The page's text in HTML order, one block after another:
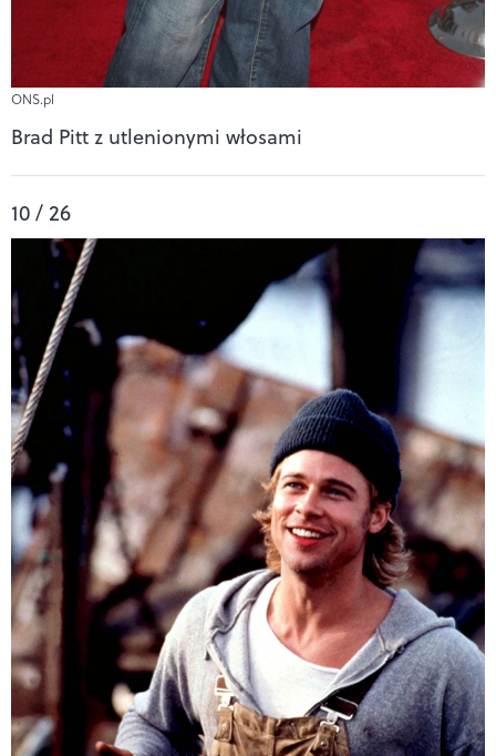
ONS.pl
Brad Pitt z utlenionymi włosami
10 / 26